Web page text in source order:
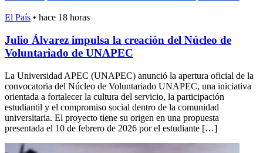
El País • hace 18 horas
Julio Álvarez impulsa la creación del Núcleo de
Voluntariado de UNAPEC
La Universidad APEC (UNAPEC) anunció la apertura oficial de la
convocatoria del Núcleo de Voluntariado UNAPEC, una iniciativa
orientada a fortalecer la cultura del servicio, la participación
estudiantil y el compromiso social dentro de la comunidad
universitaria. El proyecto tiene su origen en una propuesta
presentada el 10 de febrero de 2026 por el estudiante […]